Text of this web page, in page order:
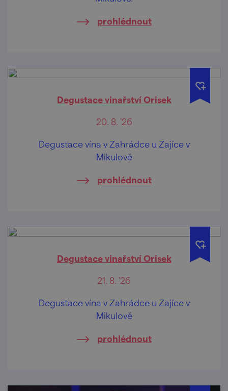
prohlédnout
Degustace vinařství Orisek
20. 8. '26
Degustace vína v Zahrádce u Zajíce v
Mikulově
prohlédnout
Degustace vinařství Orisek
21. 8. '26
Degustace vína v Zahrádce u Zajíce v
Mikulově
prohlédnout